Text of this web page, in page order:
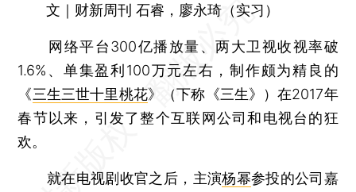
文｜财新周刊 石睿，廖永琦（实习）
网络平台300亿播放量、两大卫视收视率破
1.6%、单集盈利100万元左右，制作颇为精良的
《三生三世十里桃花》（下称《三生》）在2017年
春节以来，引发了整个互联网公司和电视台的狂
欢。
就在电视剧收官之后，主演杨幂参投的公司嘉